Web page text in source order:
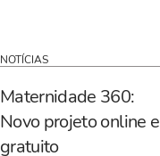
NOTÍCIAS
Maternidade 360:
Novo projeto online e
gratuito